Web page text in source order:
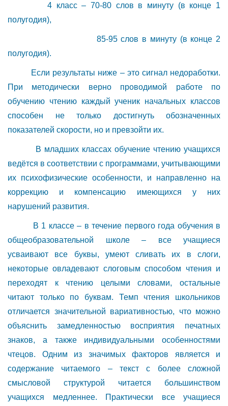
4 класс – 70-80 слов в минуту (в конце 1
полугодия),
85-95 слов в минуту (в конце 2
полугодия).
Если результаты ниже – это сигнал недоработки.
При методически верно проводимой работе по
обучению чтению каждый ученик начальных классов
способен не только достигнуть обозначенных
показателей скорости, но и превзойти их.
В младших классах обучение чтению учащихся
ведётся в соответствии с программами, учитывающими
их психофизические особенности, и направленно на
коррекцию и компенсацию имеющихся у них
нарушений развития.
В 1 классе – в течение первого года обучения в
общеобразовательной школе – все учащиеся
усваивают все буквы, умеют сливать их в слоги,
некоторые овладевают слоговым способом чтения и
переходят к чтению целыми словами, остальные
читают только по буквам. Темп чтения школьников
отличается значительной вариативностью, что можно
объяснить замедленностью восприятия печатных
знаков, а также индивидуальными особенностями
чтецов. Одним из значимых факторов является и
содержание читаемого – текст с более сложной
смысловой структурой читается большинством
учащихся медленнее. Практически все учащиеся